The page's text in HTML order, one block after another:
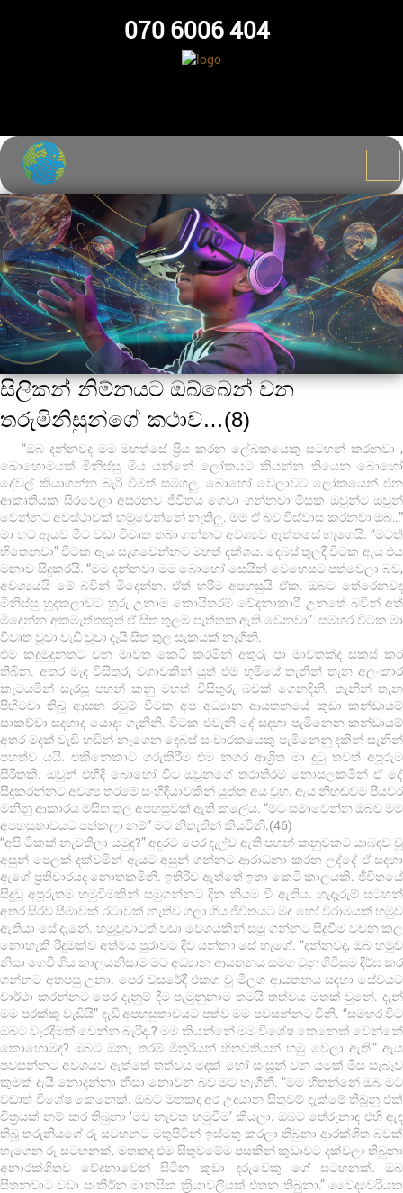
070 6006 404
සිලිකන් නිම්නයට ඔබ්බෙන් වන
තරුමිනිසුන්ගේ කථාව…(8)
“ඔබ දන්නවද මම මහත්සේ ප්‍රිය කරන ලේඛකයෙකු සටහන් කරනවා ,
බොහොමයක් මිනිස්සු මිය යන්නේ ලෝකයට කියන්න තියෙන බොහෝ
දේවල් කියාගන්න බැරි වීමත් සමගලු. බොහෝ වෙලාවට ලෝකයෙන් එන
ආකෘතියක සිරවෙලා අසරනව ජීවිතය ගෙවා ගන්නවා මිසක ඔවුන්ට ඔවුන්
වෙන්නට අවස්ථාවක් හමුවෙන්නේ නැතිලු. මම ඒ බව විස්වාස කරනවා ඔබ…”
මා හට ඇයව මීට වඩා විවෘත තබා ගන්නට අවශ්‍යව ඇත්තසේ හැගෙයි. “මටත්
හිතෙනවා” විටක ඇය සැගවෙන්නට මහත් දක්ශය. දෙබස් තුලදී විටක ඇය එය
මනාව සිදුකරයි. “මම දන්නවා මම බොහෝ සෙයින් වෙහෙසට පත්වෙලා බව,
අවශ්‍යයයි මේ බවින් මිදෙන්න. ඒත් හරිම අපහසුයි ඒක. ඔබට තේරෙනවද
මිනිස්සු හුදකලාවට හුරු උනාම කොයිතරම් වේදනාකාරී උනතේ බවින් අත්
මිදෙන්න අකමැත්තකුත් ඒ සිත තුලම පැත්තක ඇති වෙනවා”. සමහර විටක මා
විවෘත වූවා වැඩි වූවා දෑයි සිත තුල සැකයක් නැගිනි.
එම කදුමුදුනතට වන මාවත කෙටි කරමින් අතුරු පා මාවතක්ද සකස් කර
තිබින. අතර මැද විසිතුරු වගාවකින් යුත් එම භූමියේ තැනින් තැන අලංකාර
කැටයමින් සැරසූ පහන් කනු මහත් විසිතුරු බවක් ගෙනදිනි. තැනින් තැන
පිහිටවා තිබූ ආසන රවුම් විටක අප අධ්‍යාන ආයතනයේ කුඩා කන්ඩායම්
සාකච්චා සදහාද යොදා ගැනිනි. විටක එවැනි දේ සදහා පැමිනෙන කන්ඩායම්
අතර මදක් වැඩි හඬින් නැගෙන දෙබස් සංචාරකයෙකු පැමිනෙනු දකින් සැනින්
පහත්ව යයි. එකිනෙකාට ගරුකිරීම එම නගර ආශ්‍රිත මා දු‍ටු තවත් අපූරුම
සිරිතකි. ඔවුන් එහිදී බොහෝ විට ඔවුනගේ තරාතිරම් නොසලකමින් ඒ දේ
සිදුකරන්නට අවශ්‍ය තරමේ සංහිඳියාවකින් යුත්ත අය වූහ. ඇය නිහඬවම පියවර
මනිනු ආකාරය මසිත තුල අපහසුවක් ඇති කලේය. “මට සමාවෙන්න ඔබව මම
අපහසුතාවයට පත්කලා නම්” මට නිතැතින් කියවිනි.(46)
“අපි ටිකක් නැවතිලා යමුද?” අදුරට පෙර දැල්ව ඇති පහන් කනුවකට යාබදව වූ
අසුන් පෙලක් දක්වමින් ඇයට අසුන් ගන්නට ආරාධනා කරන ලද්දේ ඒ සදහා
ඇගේ ප්‍රතිචාරයද නොතකමිනි. ඉතිරිව ඇත්තේ ඉතා කෙටි කාලයකි. ජීවිතයේ
සිදුවූ අපූරුතම හමුවීමකින් සමුගන්නට දින නියම වී ඇතිය. හැදෑරුම් සටහන්
අතර සිරව සීමාවක් රටාවක් නැතිව ගලා ගිය ජීවිතයට මද හෝ විරාමයක් හමුව
ඇතියා සේ දැනේ. හමුවූවාටත් වඩා වේගයකින් සමු ගන්නට සිදුවීම වචන කල
නොහැකි රිදුමක්ව අත්මය පුරාවට දිව යන්නා සේ හැගේ. “දන්නවද, ඔබ හමුව
නිසා ගෙවී ගිය කාලයනිසාම මට අධ්‍යාන ආයතනය සමග වුනු ගිවිසුම දීර්ඝ කර
ගන්නට අතපසු උනා. පෙර වසරේදී එකග වූ මීලග ආයතනය සදහා සේවයට
වාර්ථා කරන්නට පෙර දැනුම් දීම පැමුනුනාම තමයි තත්වය මතක් වුනේ. දැන්
මම පරක්කු වැඩියි” දැඩි අපහසුතාවයට පත්ව මම පවසන්නට විනි. “සමහර විට
ඔබට වැරදීමක් වෙන්න බැරිද.? මම කියන්නේ මම විශේෂ කෙනෙක් වෙන්නේ
කොහොමද? ඔබට ඔනෑ තරම් මිතුරියන් හිතවතියන් හමු වෙලා ඇති.” ඇය
පවසන්නට අවශයව ඇත්තේ තත්වය මදක් හෝ සංසුන් වන යමක් මිස සැබෑව
කුමක් දැයි නොදන්නා නිසා නොවන බව මට හැගිනි. “මම හිතන්නේ ඔබ මට
වඩාත් විශේෂ කෙනෙක්. ඔබට මතකද අර උදයාන සිතුවම් දැක්මේ තිබුනු එක්
චිත්‍රයක් නම් කර තිබුනා ‘මව නැවත හමුවීම’ කියලා. ඔබට තේරුනාද එහි ඇඳ
තිබූ තරුනියගේ රූ සටහනට මතුපිටින් ඉස්මතු කරලා තිබුනා ආරක්ශිත බවක්
හැගෙන රූ සටහනක්. මතකද එම සිතුවමේම පසකින් කුඩාවට දක්වලා තිබුනා
අනාරක්ශිතව වේදනාවෙන් සිටින කුඩා දරුවෙකු ගේ සටහනක්. ඔබ
සිතනවාට වඩා සංකීර්න මානසික ක්‍රියාවලියක් එතන තිබුනා.” වෛද්‍යවරියක